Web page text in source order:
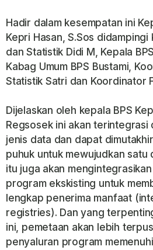
Hadir dalam kesempatan ini
Kepri Hasan, S.Sos
dan Statistik Didi M, Kepala
Kabag Umum BPS Bustami,
Statistik Satri dan Koordinator
Dijelaskan oleh kepala BPS
Regsosek ini akan
jenis data dan dapat
puhuk untuk mewujudkan satu
itu juga akan
program ekskisting untuk
lengkap penerima manfaat
registries). Dan yang
ini, pemetaan akan lebih
penyaluran program